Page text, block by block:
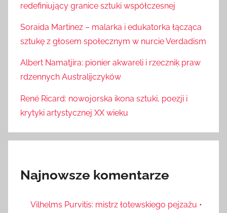
redefiniujący granice sztuki współczesnej
Soraida Martinez – malarka i edukatorka łącząca
sztukę z głosem społecznym w nurcie Verdadism
Albert Namatjira: pionier akwareli i rzeczniķ praw
rdzennych Australijczyków
René Ricard: nowojorska ikona sztuki, poezji i
krytyki artystycznej XX wieku
Najnowsze komentarze
Vilhelms Purvitis: mistrz łotewskiego pejzażu •